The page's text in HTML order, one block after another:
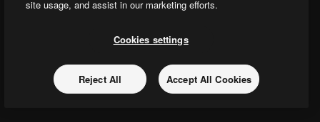
Discord
Copyright © 2010- Freepik Company S.L.U. Все права защищены
site usage, and assist in our marketing efforts.
Cookies settings
Reject All Accept All Cookies